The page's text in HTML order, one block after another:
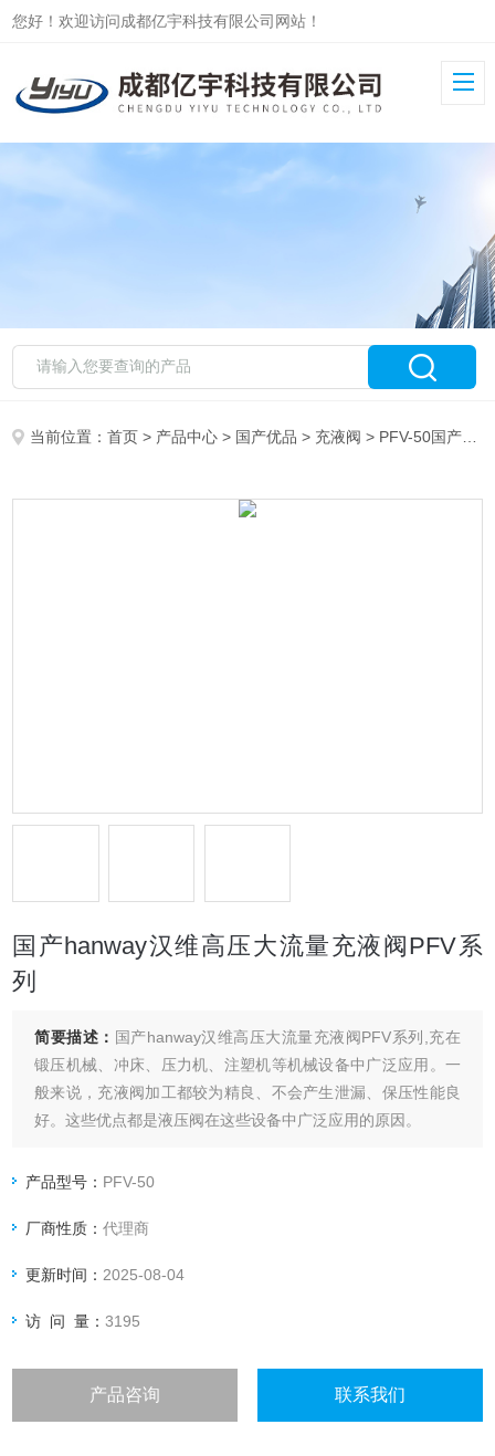
您好！欢迎访问成都亿宇科技有限公司网站！
当前位置：首页 > 产品中心 > 国产优品 > 充液阀 > PFV-50国产hanway汉维高压大流量充液阀PFV系列
国产hanway汉维高压大流量充液阀PFV系
列
简要描述： 国产hanway汉维高压大流量充液阀PFV系列,充在
锻压机械、冲床、压力机、注塑机等机械设备中广泛应用。一
般来说，充液阀加工都较为精良、不会产生泄漏、保压性能良
好。这些优点都是液压阀在这些设备中广泛应用的原因。
产品型号： PFV-50
厂商性质：代理商
更新时间： 2025-08-04
访 问 量：3195
产品咨询 联系我们